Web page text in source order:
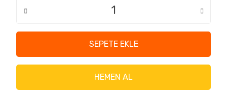
SEPETE EKLE
HEMEN AL